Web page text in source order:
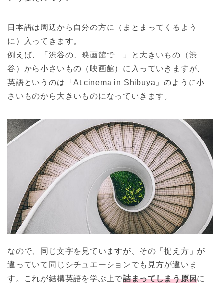
日本語は周辺から自分の方に（まとまってくるよう
に）入ってきます。
例えば、「渋谷の、映画館で…」と大きいもの（渋
谷）から小さいもの（映画館）に入っていきますが、
英語というのは「At cinema in Shibuya」のように小
さいものから大きいものになっていきます。
なので、同じ文字を見ていますが、その「捉え方」が
違っていて同じシチュエーションでも見方が違いま
す。これが結構英語を学ぶ上で詰まってしまう原因に